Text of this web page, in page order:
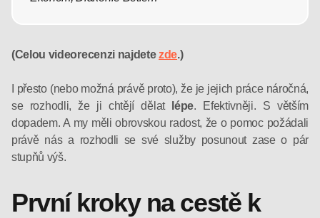
(Celou videorecenzi najdetezde.)
I přesto (nebo možná právě proto), že je jejich práce náročná,
se rozhodli, že ji chtějí dělat
lépe. Efektivněji. S větším
dopadem. A my měli obrovskou radost, že o pomoc požádali
právě nás a rozhodli se své služby posunout zase o pár
stupňů výš.
První kroky na cestě k